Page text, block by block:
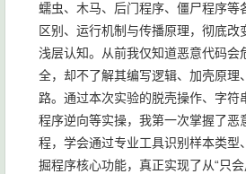
蠕虫、木马、后门程序、僵尸程序等
区别、运行机制与传播原理，彻底改
浅层认知。从前我仅知道恶意代码会
全，却不了解其编写逻辑、加壳原理
路。通过本次实验的脱壳操作、字符
程序逆向等实操，我第一次掌握了恶
程，学会通过专业工具识别样本类型
掘程序核心功能，真正实现了从“只